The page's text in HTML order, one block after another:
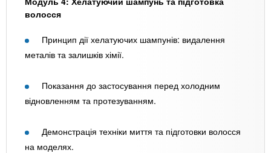
волосся
Принцип дії хелатуючих шампунів: видалення
металів та залишків хімії.
Показання до застосування перед холодним
відновленням та протезуванням.
Демонстрація техніки миття та підготовки волосся
на моделях.